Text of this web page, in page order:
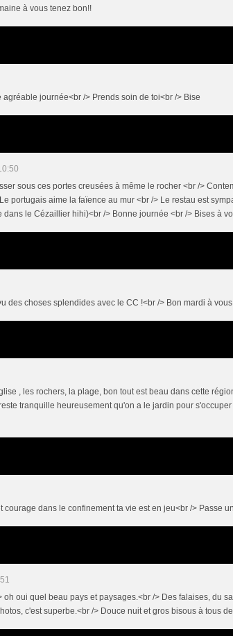
à vous tenez bon!!
agréable journée<br /> Prends soin de toi<br /> Bise
sous ces portes creusées à même le rocher <br />
portugais aime la faïence au mur <br /> Le restau est
le Cézaillier hihi)<br /> Bonne journée <br /> Bises à
des choses splendides avec le CC !<br /> Bon mardi à
, les rochers, la plage, bon tout est beau dans cette
tranquille heureusement qu'on a le jardin pour
courage dans le confinement ta vie est en jeu<br /> Passe
oh oui quel beau pays et paysages.<br /> Des falaises, du
c'est superbe.<br /> Douce nuit et gros bisous à tous